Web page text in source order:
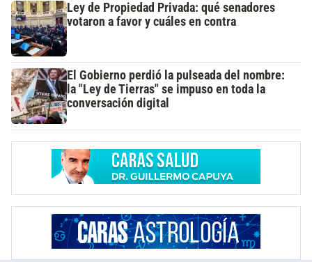
Ley de Propiedad Privada: qué senadores
votaron a favor y cuáles en contra
El Gobierno perdió la pulseada del nombre:
la "Ley de Tierras" se impuso en toda la
conversación digital